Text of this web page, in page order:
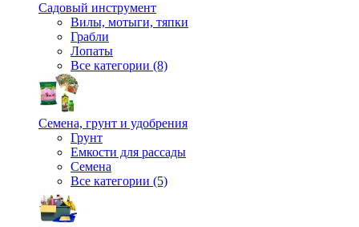
Садовый инструмент
Вилы, мотыги, тяпки
Грабли
Лопаты
Все категории (8)
Семена, грунт и удобрения
Грунт
Емкости для рассады
Семена
Все категории (5)